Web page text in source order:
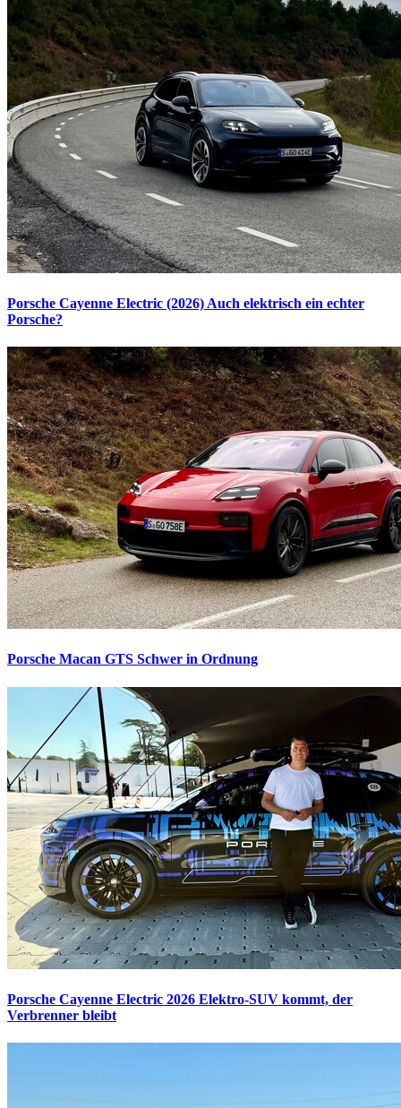
Porsche Cayenne Electric (2026) Auch elektrisch ein echter
Porsche?
Porsche Macan GTS Schwer in Ordnung
Porsche Cayenne Electric 2026 Elektro-SUV kommt, der
Verbrenner bleibt